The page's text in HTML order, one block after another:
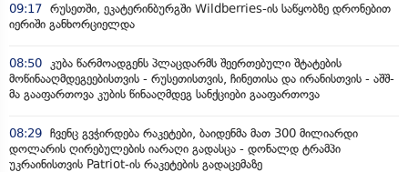
09:17 რუსეთში, ეკატერინბურგში Wildberries-ის საწყობზე დრონებით
იერიში განხორციელდა
08:50 კუბა წარმოადგენს პლაცდარმს შეერთებული შტატების
მოწინააღმდეგეებისთვის - რუსეთისთვის, ჩინეთისა და ირანისთვის - აშშ-
მა გააფართოვა კუბის წინააღმდეგ სანქციები გააფართოვა
08:29 ჩვენც გვჭირდება რაკეტები, ბაიდენმა მათ 300 მილიარდი
დოლარის ღირებულების იარაღი გადასცა - დონალდ ტრამპი
უკრაინისთვის Patriot-ის რაკეტების გადაცემაზე